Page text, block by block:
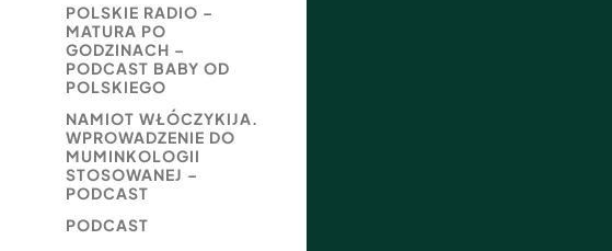
POLSKIE RADIO –
MATURA PO
GODZINACH –
PODCAST BABY OD
POLSKIEGO
NAMIOT WŁÓCZYKIJA.
WPROWADZENIE DO
MUMINKOLOGII
STOSOWANEJ –
PODCAST
PODCAST